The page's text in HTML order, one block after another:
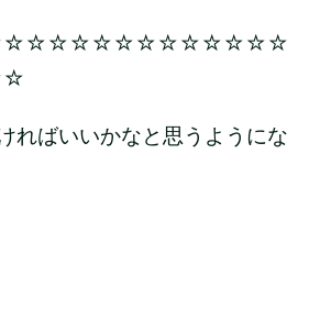
ればいいかなと思うようにな